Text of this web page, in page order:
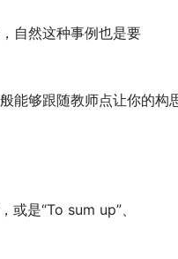
自然这种事例也是要
能够跟随教师点让你的构
是“To sum up”、